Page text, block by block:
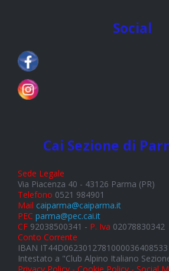
Social
Cai Sezione di
Sede Legale
Via Piacenza 40 - 43126 Parma (PR)
Telefono 0521 984901
Mail caiparma@caiparma.it
PEC parma@pec.cai.it
CF 92038500341 - P. Iva 02078830342
Conto Corrente
IBAN IT44D0623012781000036408533
Intestato a "Club Alpino Italiano